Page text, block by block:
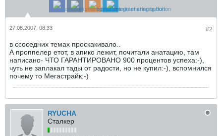
#2
27.08.2007, 08:33
в ссоседних темах проскакивало..
А проппелер етот, в апико лежит, почитали анатацию, там
написано- ЧТО ГАРАНТИРОВАНО 900 процентов успеха:-),
чуть не заплакал тады от радости, но не купил:-), вспомнился
почему то Мегастрайк:-)
RYUCHA
Сталкер